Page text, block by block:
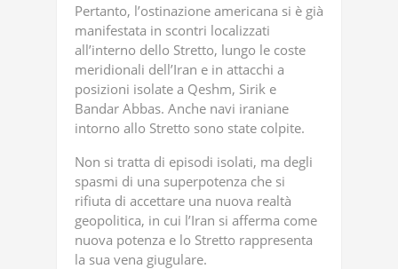
Pertanto, l’ostinazione americana si è già
manifestata in scontri localizzati
all’interno dello Stretto, lungo le coste
meridionali dell’Iran e in attacchi a
posizioni isolate a Qeshm, Sirik e
Bandar Abbas. Anche navi iraniane
intorno allo Stretto sono state colpite.
Non si tratta di episodi isolati, ma degli
spasmi di una superpotenza che si
rifiuta di accettare una nuova realtà
geopolitica, in cui l’Iran si afferma come
nuova potenza e lo Stretto rappresenta
la sua vena giugulare.